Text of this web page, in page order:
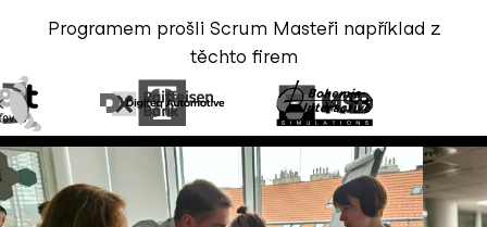
Programem prošli Scrum Masteři například z
těchto firem